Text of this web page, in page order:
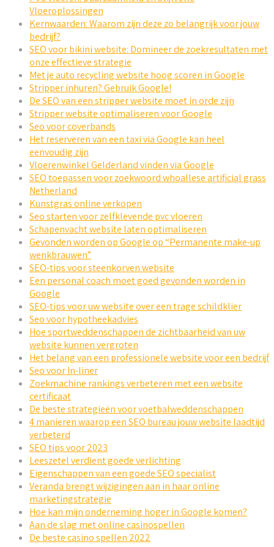
Vloeroplossingen
Kernwaarden: Waarom zijn deze zo belangrijk voor jouw
bedrijf?
SEO voor bikini website: Domineer de zoekresultaten met
onze effectieve strategie
Met je auto recycling website hoog scoren in Google
Stripper inhuren? Gebruik Google!
De SEO van een stripper website moet in orde zijn
Stripper website optimaliseren voor Google
Seo voor coverbands
Het reserveren van een taxi via Google kan heel
eenvoudig zijn
Vloerenwinkel Gelderland vinden via Google
SEO toepassen voor zoekwoord whoallese artificial grass
Netherland
Kunstgras online verkopen
Seo starten voor zelfklevende pvc vloeren
Schapenvacht website laten optimaliseren
Gevonden worden op Google op “Permanente make-up
wenkbrauwen”
SEO-tips voor steenkorven website
Een personal coach moet goed gevonden worden in
Google
SEO-tips voor uw website over een trage schildklier
Seo voor hypotheekadvies
Hoe sportweddenschappen de zichtbaarheid van uw
website kunnen vergroten
Het belang van een professionele website voor een bedrijf
Seo voor In-liner
Zoekmachine rankings verbeteren met een website
certificaat
De beste strategieën voor voetbalweddenschappen
4 manieren waarop een SEO bureau jouw website laadtijd
verbeterd
SEO tips voor 2023
Leeszetel verdient goede verlichting
Eigenschappen van een goede SEO specialist
Veranda brengt wijzigingen aan in haar online
marketingstrategie
Hoe kan mijn onderneming hoger in Google komen?
Aan de slag met online casinospellen
De beste casino spellen 2022